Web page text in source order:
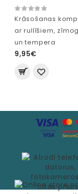
Krāsošanas
ar rullīšiem,
un tempera
9,95€